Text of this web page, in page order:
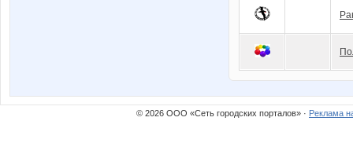
© 2026 ООО «Сеть городских порталов» · Реклама